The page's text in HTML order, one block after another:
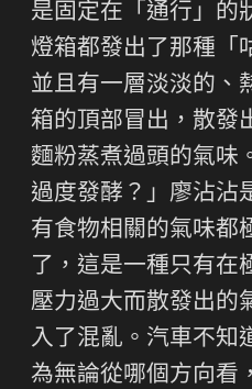
是固定在「通行」的
燈箱都發出了那種「
並且有一層淡淡的、
箱的頂部冒出，散發
麵粉蒸煮過頭的氣味
過度發酵？」廖沾沾
有食物相關的氣味都
了，這是一種只有在
壓力過大而散發出的
入了混亂。汽車不知
為無論從哪個方向看